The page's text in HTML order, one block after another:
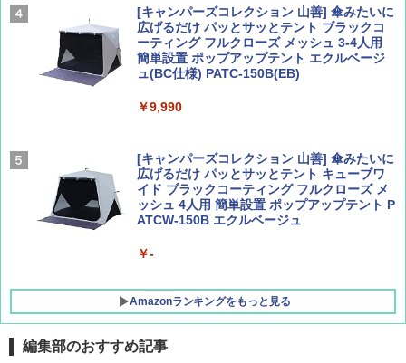
AIRLINE（エアライン）2026年9月号【特
集】ボーイング110周年を祝して！
￥1,760
￥2,277
新しい日本地理 地図・統計・移動から読み
解く (講談社現代新書)
￥1,540
[キャンパーズコレクション 山善] 傘みたいに
広げるだけ パッとサッとテント ブラックコ
ーティング フルクローズ メッシュ 3-4人用
簡単設置 ポップアップテント エクルベージ
ュ(BC仕様) PATC-150B(EB)
￥9,990
[キャンパーズコレクション 山善] 傘みたいに
広げるだけ パッとサッとテント キューブワ
イド ブラックコーティング フルクローズ メ
ッシュ 4人用 簡単設置 ポップアップテント P
ATCW-150B エクルベージュ
￥-
Amazonランキングをもっと見る
編集部のおすすめ記事